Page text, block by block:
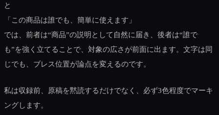
と
「この商品は誰でも、簡単に使えます」
では、前者は“商品”の説明として自然に届き、後者は“誰で
も”を強く立てることで、対象の広さが前面に出ます。文字は同
じでも、ブレス位置が論点を変えるのです。
私は収録前、原稿を黙読するだけでなく、必ず3色程度でマーキ
ングします。